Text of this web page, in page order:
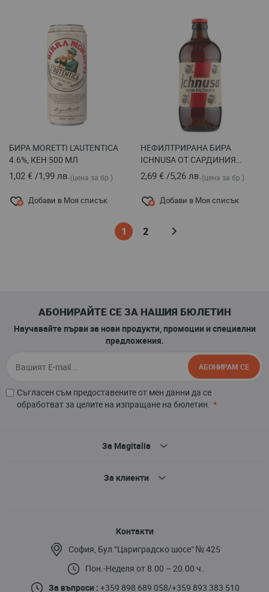
БИРА MORETTI L'AUTENTICA
4.6%, КЕН 500 МЛ
1,02 € /1,99 лв.(цена за бр.)
Добави в Моя списък
НЕФИЛТРИРАНА БИРА
ICHNUSA ОТ САРДИНИЯ
Vol.5°, 500 МЛ СТЪКЛО
2,69 € /5,26 лв.(цена за бр.)
Добави в Моя списък
Страница
В
1 Страница
2
АБОНИРАЙТЕ СЕ ЗА НАШИЯ БЮЛЕТИН
Научавайте първи за нови продукти, промоции и специални
предложения.
Съгласен съм предоставените от мен данни да се
обработват за целите на изпращане на бюлетин.
АБОНИРАМ СЕ
За Magitalia
За клиенти
Контакти
София, Бул.“Цариградско шосе“ № 425
Пон.-Неделя от 8.00 – 20.00 ч.
За въпроси : +359 898 689 058/+359 893 383 510